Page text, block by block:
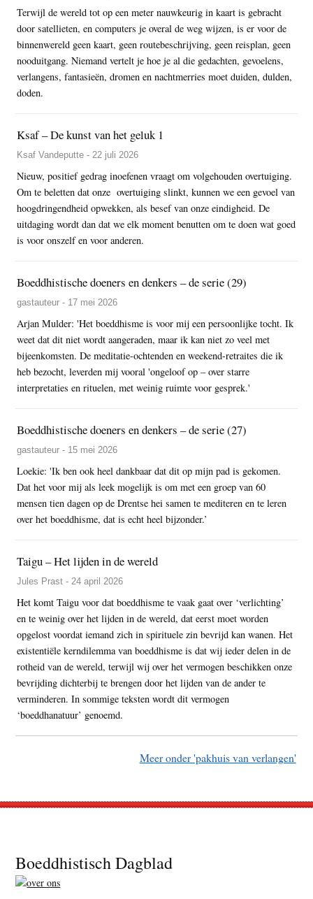
Terwijl de wereld tot op een meter nauwkeurig in kaart is gebracht
door satellieten, en computers je overal de weg wijzen, is er voor de
binnenwereld geen kaart, geen routebeschrijving, geen reisplan, geen
nooduitgang. Niemand vertelt je hoe je al die gedachten, gevoelens,
verlangens, fantasieën, dromen en nachtmerries moet duiden, dulden,
doden.
Ksaf – De kunst van het geluk 1
Ksaf Vandeputte - 22 juli 2026
Nieuw, positief gedrag inoefenen vraagt om volgehouden overtuiging.
Om te beletten dat onze overtuiging slinkt, kunnen we een gevoel van
hoogdringendheid opwekken, als besef van onze eindigheid. De
uitdaging wordt dan dat we elk moment benutten om te doen wat goed
is voor onszelf en voor anderen.
Boeddhistische doeners en denkers – de serie (29)
gastauteur - 17 mei 2026
Arjan Mulder: 'Het boeddhisme is voor mij een persoonlijke tocht. Ik
weet dat dit niet wordt aangeraden, maar ik kan niet zo veel met
bijeenkomsten. De meditatie-ochtenden en weekend-retraites die ik
heb bezocht, leverden mij vooral 'ongeloof op – over starre
interpretaties en rituelen, met weinig ruimte voor gesprek.'
Boeddhistische doeners en denkers – de serie (27)
gastauteur - 15 mei 2026
Loekie: 'Ik ben ook heel dankbaar dat dit op mijn pad is gekomen.
Dat het voor mij als leek mogelijk is om met een groep van 60
mensen tien dagen op de Drentse hei samen te mediteren en te leren
over het boeddhisme, dat is echt heel bijzonder.’
Taigu – Het lijden in de wereld
Jules Prast - 24 april 2026
Het komt Taigu voor dat boeddhisme te vaak gaat over ‘verlichting’
en te weinig over het lijden in de wereld, dat eerst moet worden
opgelost voordat iemand zich in spirituele zin bevrijd kan wanen. Het
existentiële kerndilemma van boeddhisme is dat wij ieder delen in de
rotheid van de wereld, terwijl wij over het vermogen beschikken onze
bevrijding dichterbij te brengen door het lijden van de ander te
verminderen. In sommige teksten wordt dit vermogen
‘boeddhanatuur’ genoemd.
Meer onder 'pakhuis van verlangen'
Footer
Boeddhistisch Dagblad